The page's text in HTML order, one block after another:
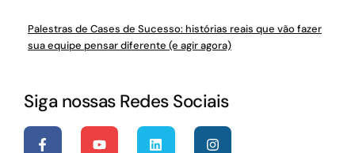
Palestras de Cases de Sucesso: histórias reais que vão fazer
sua equipe pensar diferente (e agir agora)
Siga nossas Redes Sociais